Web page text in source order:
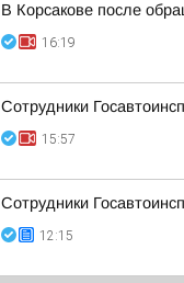
В Корсакове после
16:19
Сотрудники
15:57
Сотрудники
12:15